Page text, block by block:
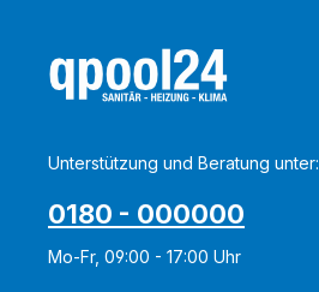
Unterstützung und Beratung unter:
0180 - 000000
Mo-Fr, 09:00 - 17:00 Uhr